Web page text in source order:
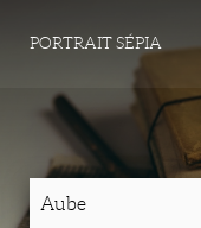
PORTRAIT SÉPIA